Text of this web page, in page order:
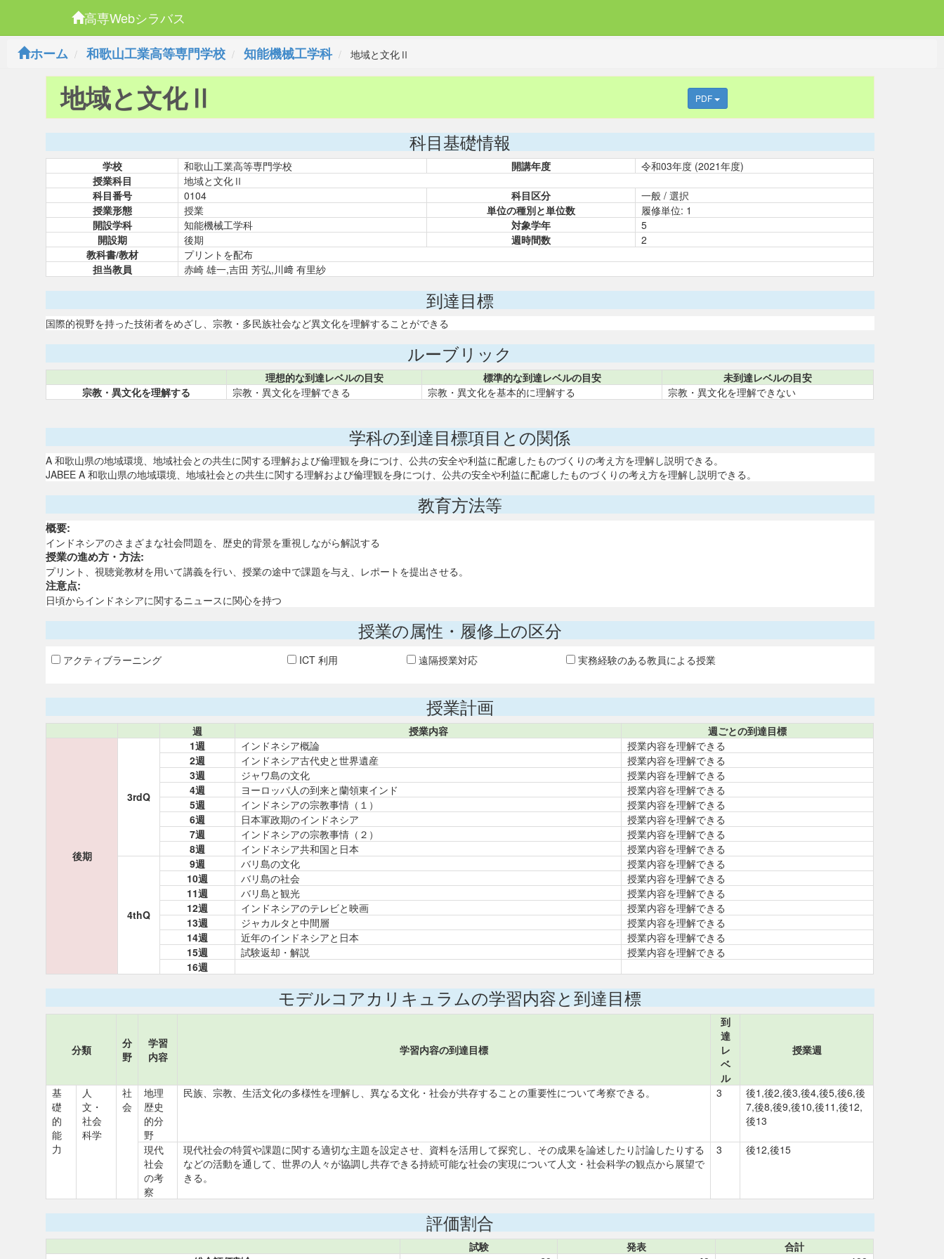
高専Webシラバス
ホーム
和歌山工業高等専門学校 知能機械工学科 地域と文化Ⅱ
地域と文化Ⅱ PDF
科目基礎情報
学校 和歌山工業高等専門学校 開講年度
令和03年度 (2021年度)
授業科目
地域と文化Ⅱ
科目番号
0104 科目区分
一般 / 選択
授業形態
授業 単位の種別と単位数
履修単位: 1
開設学科
知能機械工学科 対象学年
5
開設期
後期 週時間数
2
教科書/教材
プリントを配布
担当教員
赤崎 雄一,吉田 芳弘,川﨑 有里紗
到達目標
国際的視野を持った技術者をめざし、宗教・多民族社会など異文化を理解することができる
ルーブリック
理想的な到達レベルの目安 標準的な到達レベルの目安
未到達レベルの目安
宗教・異文化を理解する
宗教・異文化を理解できる 宗教・異文化を基本的に理解する 宗教・異文化を理解できない
学科の到達目標項目との関係
A 和歌山県の地域環境、地域社会との共生に関する理解および倫理観を身につけ、公共の安全や利益に配慮したものづくりの考え方を理解し説明できる。
JABEE A 和歌山県の地域環境、地域社会との共生に関する理解および倫理観を身につけ、公共の安全や利益に配慮したものづくりの考え方を理解し説明できる。
教育方法等
概要:
インドネシアのさまざまな社会問題を、歴史的背景を重視しながら解説する
授業の進め方・方法:
プリント、視聴覚教材を用いて講義を行い、授業の途中で課題を与え、レポートを提出させる。
注意点:
日頃からインドネシアに関するニュースに関心を持つ
授業の属性・履修上の区分
アクティブラーニング ICT 利用 遠隔授業対応 実務経験のある教員による授業
授業計画
週 授業内容 週ごとの到達目標
後期
3rdQ
1週 インドネシア概論
授業内容を理解できる
2週
インドネシア古代史と世界遺産
授業内容を理解できる
3週
ジャワ島の文化
授業内容を理解できる
4週
ヨーロッパ人の到来と蘭領東インド
授業内容を理解できる
5週
インドネシアの宗教事情（１）
授業内容を理解できる
6週
日本軍政期のインドネシア
授業内容を理解できる
7週
インドネシアの宗教事情（２）
授業内容を理解できる
8週
インドネシア共和国と日本 授業内容を理解できる
4thQ
9週 バリ島の文化
授業内容を理解できる
10週
バリ島の社会
授業内容を理解できる
11週
バリ島と観光
授業内容を理解できる
12週
インドネシアのテレビと映画
授業内容を理解できる
13週
ジャカルタと中間層
授業内容を理解できる
14週
近年のインドネシアと日本
授業内容を理解できる
15週
試験返却・解説
授業内容を理解できる
16週
モデルコアカリキュラムの学習内容と到達目標
分類
分
野
学習
内容
学習内容の到達目標
到
達
レ
ベ
ル
授業週
基
礎
的
能
力
人
文・
社会
科学
社
会
地理
歴史
的分
野
民族、宗教、生活文化の多様性を理解し、異なる文化・社会が共存することの重要性について考察できる。 3
後1,後2,後3,後4,後5,後6,後
7,後8,後9,後10,後11,後12,
後13
現代
社会
の考
察
現代社会の特質や課題に関する適切な主題を設定させ、資料を活用して探究し、その成果を論述したり討論したりする
などの活動を通して、世界の人々が協調し共存できる持続可能な社会の実現について人文・社会科学の観点から展望で
きる。
3 後12,後15
評価割合
試験 発表
合計